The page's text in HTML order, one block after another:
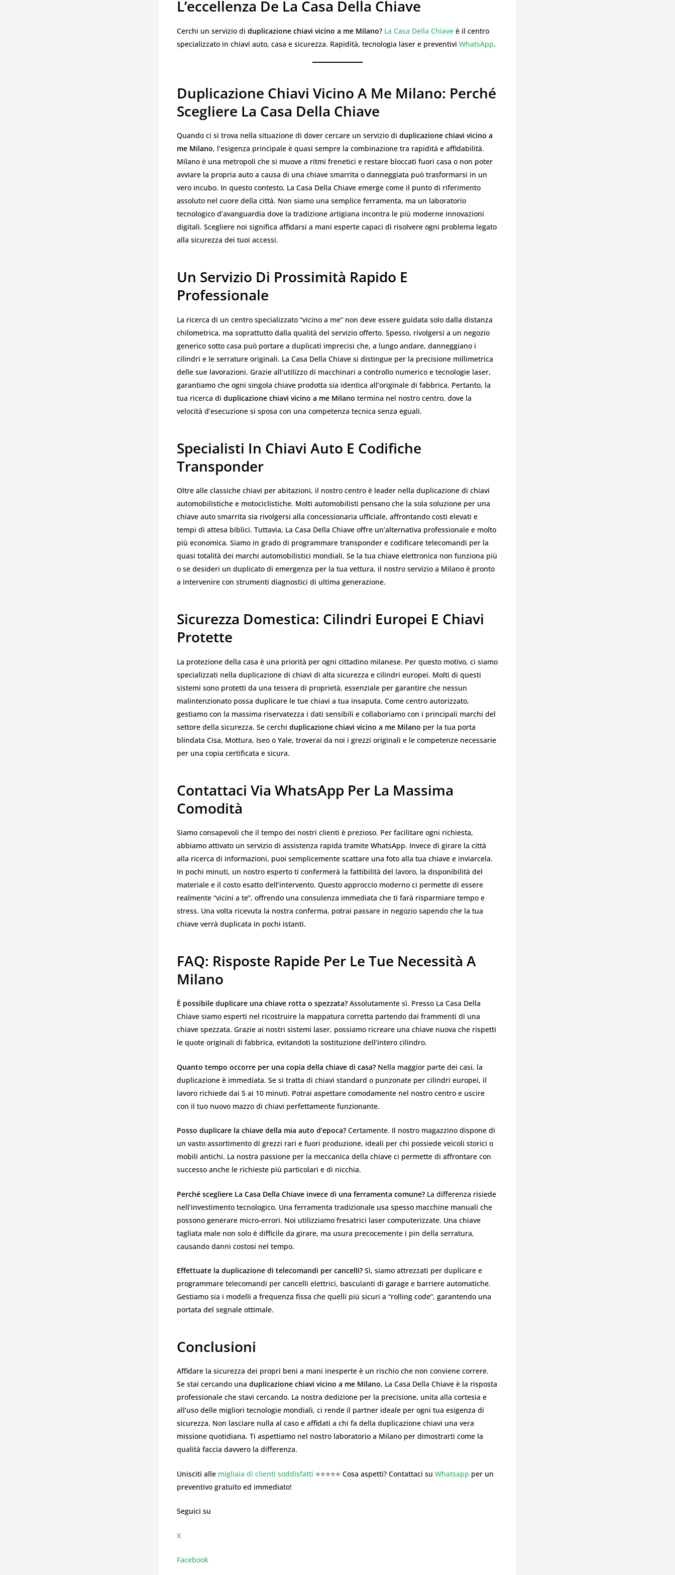
L’eccellenza De La Casa Della Chiave
Cerchi un servizio di duplicazione chiavi vicino a me Milano? La Casa Della Chiave è il centro
specializzato in chiavi auto, casa e sicurezza. Rapidità, tecnologia laser e preventivi WhatsApp.
Duplicazione Chiavi Vicino A Me Milano: Perché
Scegliere La Casa Della Chiave
Quando ci si trova nella situazione di dover cercare un servizio di duplicazione chiavi vicino a
me Milano, l’esigenza principale è quasi sempre la combinazione tra rapidità e affidabilità.
Milano è una metropoli che si muove a ritmi frenetici e restare bloccati fuori casa o non poter
avviare la propria auto a causa di una chiave smarrita o danneggiata può trasformarsi in un
vero incubo. In questo contesto, La Casa Della Chiave emerge come il punto di riferimento
assoluto nel cuore della città. Non siamo una semplice ferramenta, ma un laboratorio
tecnologico d’avanguardia dove la tradizione artigiana incontra le più moderne innovazioni
digitali. Scegliere noi significa affidarsi a mani esperte capaci di risolvere ogni problema legato
alla sicurezza dei tuoi accessi.
Un Servizio Di Prossimità Rapido E
Professionale
La ricerca di un centro specializzato “vicino a me” non deve essere guidata solo dalla distanza
chilometrica, ma soprattutto dalla qualità del servizio offerto. Spesso, rivolgersi a un negozio
generico sotto casa può portare a duplicati imprecisi che, a lungo andare, danneggiano i
cilindri e le serrature originali. La Casa Della Chiave si distingue per la precisione millimetrica
delle sue lavorazioni. Grazie all’utilizzo di macchinari a controllo numerico e tecnologie laser,
garantiamo che ogni singola chiave prodotta sia identica all’originale di fabbrica. Pertanto, la
tua ricerca di duplicazione chiavi vicino a me Milano termina nel nostro centro, dove la
velocità d’esecuzione si sposa con una competenza tecnica senza eguali.
Specialisti In Chiavi Auto E Codifiche
Transponder
Oltre alle classiche chiavi per abitazioni, il nostro centro è leader nella duplicazione di chiavi
automobilistiche e motociclistiche. Molti automobilisti pensano che la sola soluzione per una
chiave auto smarrita sia rivolgersi alla concessionaria ufficiale, affrontando costi elevati e
tempi di attesa biblici. Tuttavia, La Casa Della Chiave offre un’alternativa professionale e molto
più economica. Siamo in grado di programmare transponder e codificare telecomandi per la
quasi totalità dei marchi automobilistici mondiali. Se la tua chiave elettronica non funziona più
o se desideri un duplicato di emergenza per la tua vettura, il nostro servizio a Milano è pronto
a intervenire con strumenti diagnostici di ultima generazione.
Sicurezza Domestica: Cilindri Europei E Chiavi
Protette
La protezione della casa è una priorità per ogni cittadino milanese. Per questo motivo, ci siamo
specializzati nella duplicazione di chiavi di alta sicurezza e cilindri europei. Molti di questi
sistemi sono protetti da una tessera di proprietà, essenziale per garantire che nessun
malintenzionato possa duplicare le tue chiavi a tua insaputa. Come centro autorizzato,
gestiamo con la massima riservatezza i dati sensibili e collaboriamo con i principali marchi del
settore della sicurezza. Se cerchi duplicazione chiavi vicino a me Milano per la tua porta
blindata Cisa, Mottura, Iseo o Yale, troverai da noi i grezzi originali e le competenze necessarie
per una copia certificata e sicura.
Contattaci Via WhatsApp Per La Massima
Comodità
Siamo consapevoli che il tempo dei nostri clienti è prezioso. Per facilitare ogni richiesta,
abbiamo attivato un servizio di assistenza rapida tramite WhatsApp. Invece di girare la città
alla ricerca di informazioni, puoi semplicemente scattare una foto alla tua chiave e inviarcela.
In pochi minuti, un nostro esperto ti confermerà la fattibilità del lavoro, la disponibilità del
materiale e il costo esatto dell’intervento. Questo approccio moderno ci permette di essere
realmente “vicini a te”, offrendo una consulenza immediata che ti farà risparmiare tempo e
stress. Una volta ricevuta la nostra conferma, potrai passare in negozio sapendo che la tua
chiave verrà duplicata in pochi istanti.
FAQ: Risposte Rapide Per Le Tue Necessità A
Milano
È possibile duplicare una chiave rotta o spezzata? Assolutamente sì. Presso La Casa Della
Chiave siamo esperti nel ricostruire la mappatura corretta partendo dai frammenti di una
chiave spezzata. Grazie ai nostri sistemi laser, possiamo ricreare una chiave nuova che rispetti
le quote originali di fabbrica, evitandoti la sostituzione dell’intero cilindro.
Quanto tempo occorre per una copia della chiave di casa? Nella maggior parte dei casi, la
duplicazione è immediata. Se si tratta di chiavi standard o punzonate per cilindri europei, il
lavoro richiede dai 5 ai 10 minuti. Potrai aspettare comodamente nel nostro centro e uscire
con il tuo nuovo mazzo di chiavi perfettamente funzionante.
Posso duplicare la chiave della mia auto d’epoca? Certamente. Il nostro magazzino dispone di
un vasto assortimento di grezzi rari e fuori produzione, ideali per chi possiede veicoli storici o
mobili antichi. La nostra passione per la meccanica della chiave ci permette di affrontare con
successo anche le richieste più particolari e di nicchia.
Perché scegliere La Casa Della Chiave invece di una ferramenta comune? La differenza risiede
nell’investimento tecnologico. Una ferramenta tradizionale usa spesso macchine manuali che
possono generare micro-errori. Noi utilizziamo fresatrici laser computerizzate. Una chiave
tagliata male non solo è difficile da girare, ma usura precocemente i pin della serratura,
causando danni costosi nel tempo.
Effettuate la duplicazione di telecomandi per cancelli? Sì, siamo attrezzati per duplicare e
programmare telecomandi per cancelli elettrici, basculanti di garage e barriere automatiche.
Gestiamo sia i modelli a frequenza fissa che quelli più sicuri a “rolling code”, garantendo una
portata del segnale ottimale.
Conclusioni
Affidare la sicurezza dei propri beni a mani inesperte è un rischio che non conviene correre.
Se stai cercando una duplicazione chiavi vicino a me Milano, La Casa Della Chiave è la risposta
professionale che stavi cercando. La nostra dedizione per la precisione, unita alla cortesia e
all’uso delle migliori tecnologie mondiali, ci rende il partner ideale per ogni tua esigenza di
sicurezza. Non lasciare nulla al caso e affidati a chi fa della duplicazione chiavi una vera
missione quotidiana. Ti aspettiamo nel nostro laboratorio a Milano per dimostrarti come la
qualità faccia davvero la differenza.
Unisciti alle migliaia di clienti soddisfatti ⭐⭐⭐⭐⭐ Cosa aspetti? Contattaci su Whatsapp per un
preventivo gratuito ed immediato!
Seguici su
X
Facebook